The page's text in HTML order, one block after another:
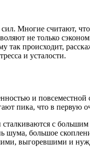
Многие считают,
не только
происходит,
и усталости.
и
пика, что в первую
с
большое
выгоревшими и